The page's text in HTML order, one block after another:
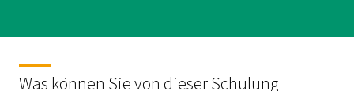
Was können Sie von dieser Schulung